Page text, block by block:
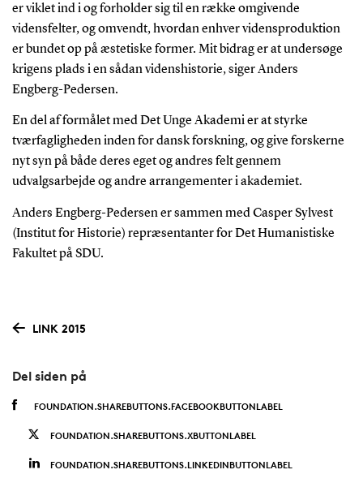
er viklet ind i og forholder sig til en række omgivende
vidensfelter, og omvendt, hvordan enhver vidensproduktion
er bundet op på æstetiske former. Mit bidrag er at undersøge
krigens plads i en sådan videnshistorie, siger Anders
Engberg-Pedersen.
En del af formålet med Det Unge Akademi er at styrke
tværfagligheden inden for dansk forskning, og give forskerne
nyt syn på både deres eget og andres felt gennem
udvalgsarbejde og andre arrangementer i akademiet.
Anders Engberg-Pedersen er sammen med Casper Sylvest
(Institut for Historie) repræsentanter for Det Humanistiske
Fakultet på SDU.
LINK 2015
Del siden på
FOUNDATION.SHAREBUTTONS.FACEBOOKBUTTONLABEL
FOUNDATION.SHAREBUTTONS.XBUTTONLABEL
FOUNDATION.SHAREBUTTONS.LINKEDINBUTTONLABEL